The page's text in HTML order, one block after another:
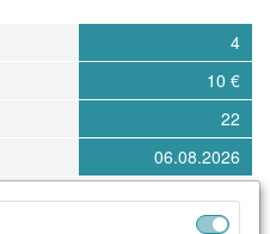
4
10 €
22
06.08.2026